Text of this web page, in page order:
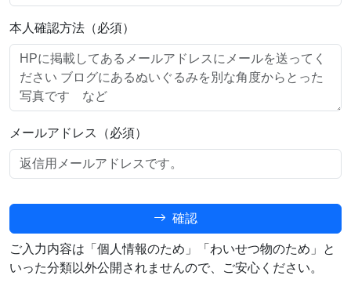
本人確認方法（必須）
メールアドレス（必須）
確認
ご入力内容は「個人情報のため」「わいせつ物のため」と
いった分類以外公開されませんので、ご安心ください。